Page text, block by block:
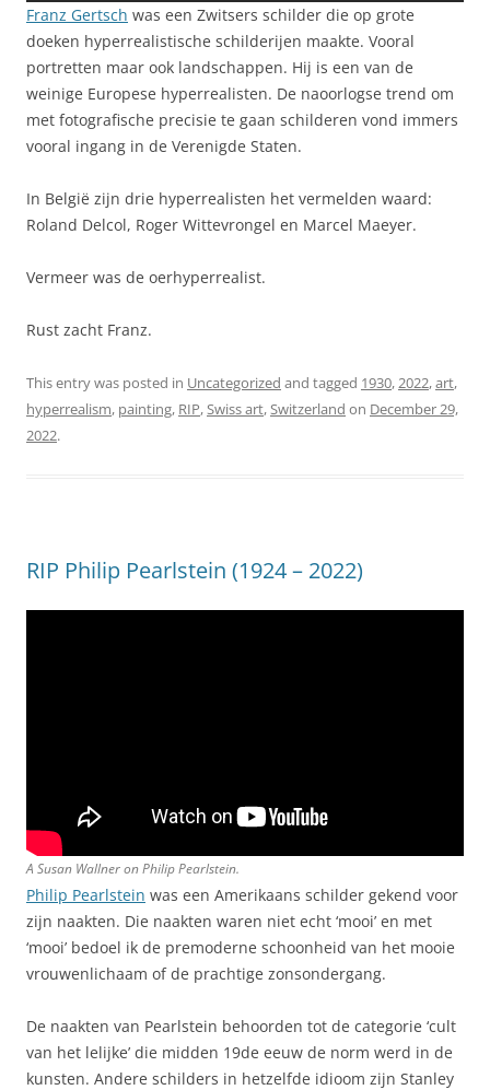
Franz Gertsch was een Zwitsers schilder die op grote
doeken hyperrealistische schilderijen maakte. Vooral
portretten maar ook landschappen. Hij is een van de
weinige Europese hyperrealisten. De naoorlogse trend om
met fotografische precisie te gaan schilderen vond immers
vooral ingang in de Verenigde Staten.
In België zijn drie hyperrealisten het vermelden waard:
Roland Delcol, Roger Wittevrongel en Marcel Maeyer.
Vermeer was de oerhyperrealist.
Rust zacht Franz.
This entry was posted in Uncategorized and tagged 1930,2022,art,
hyperrealism, painting, RIP,Swiss art,Switzerland on December 29,
2022.
RIP Philip Pearlstein (1924 – 2022)
A Susan Wallner on Philip Pearlstein.
Philip Pearlstein was een Amerikaans schilder gekend voor
zijn naakten. Die naakten waren niet echt ‘mooi’ en met
‘mooi’ bedoel ik de premoderne schoonheid van het mooie
vrouwenlichaam of de prachtige zonsondergang.
De naakten van Pearlstein behoorden tot de categorie ‘cult
van het lelijke’ die midden 19de eeuw de norm werd in de
kunsten. Andere schilders in hetzelfde idioom zijn Stanley